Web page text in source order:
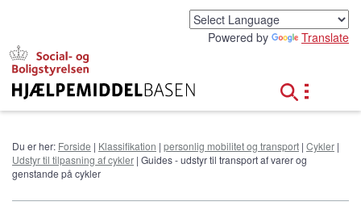
Powered by Translate
Du er her: Forside | Klassifikation | personlig mobilitet og transport | Cykler |
Udstyr til tilpasning af cykler | Guides - udstyr til transport af varer og
genstande på cykler